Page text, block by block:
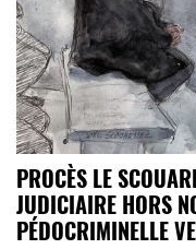
PROCÈS LE
JUDICIAIRE HORS
PÉDOCRIMINELLE